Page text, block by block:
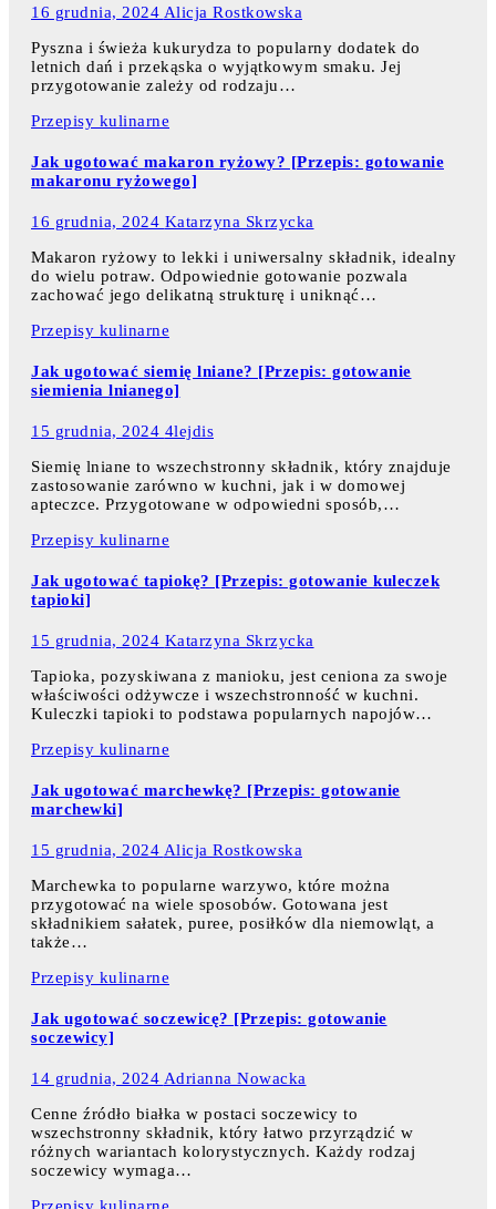
16 grudnia, 2024 Alicja Rostkowska
Pyszna i świeża kukurydza to popularny dodatek do
letnich dań i przekąska o wyjątkowym smaku. Jej
przygotowanie zależy od rodzaju…
Przepisy kulinarne
Jak ugotować makaron ryżowy? [Przepis: gotowanie
makaronu ryżowego]
16 grudnia, 2024 Katarzyna Skrzycka
Makaron ryżowy to lekki i uniwersalny składnik, idealny
do wielu potraw. Odpowiednie gotowanie pozwala
zachować jego delikatną strukturę i uniknąć…
Przepisy kulinarne
Jak ugotować siemię lniane? [Przepis: gotowanie
siemienia lnianego]
15 grudnia, 2024 4lejdis
Siemię lniane to wszechstronny składnik, który znajduje
zastosowanie zarówno w kuchni, jak i w domowej
apteczce. Przygotowane w odpowiedni sposób,…
Przepisy kulinarne
Jak ugotować tapiokę? [Przepis: gotowanie kuleczek
tapioki]
15 grudnia, 2024 Katarzyna Skrzycka
Tapioka, pozyskiwana z manioku, jest ceniona za swoje
właściwości odżywcze i wszechstronność w kuchni.
Kuleczki tapioki to podstawa popularnych napojów…
Przepisy kulinarne
Jak ugotować marchewkę? [Przepis: gotowanie
marchewki]
15 grudnia, 2024 Alicja Rostkowska
Marchewka to popularne warzywo, które można
przygotować na wiele sposobów. Gotowana jest
składnikiem sałatek, puree, posiłków dla niemowląt, a
także…
Przepisy kulinarne
Jak ugotować soczewicę? [Przepis: gotowanie
soczewicy]
14 grudnia, 2024 Adrianna Nowacka
Cenne źródło białka w postaci soczewicy to
wszechstronny składnik, który łatwo przyrządzić w
różnych wariantach kolorystycznych. Każdy rodzaj
soczewicy wymaga…
Przepisy kulinarne